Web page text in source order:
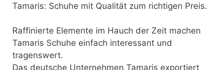
Tamaris: Schuhe mit Qualität zum richtigen Preis.
Raffinierte Elemente im Hauch der Zeit machen
Tamaris Schuhe einfach interessant und
tragenswert.
Das deutsche Unternehmen Tamaris exportiert